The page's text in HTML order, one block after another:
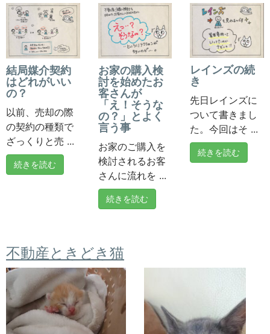
結局媒介契約
はどれがいい
の？
以前、売却の際
の契約の種類で
ざっくりと売 ...
続きを読む
お家の購入検
討を始めたお
客さんが
「え！そうな
の？」とよく
言う事
お家のご購入を
検討されるお客
さんに流れを ...
続きを読む
レインズの続
き
先日レインズに
ついて書きまし
た。今回はそ ...
続きを読む
不動産ときどき猫